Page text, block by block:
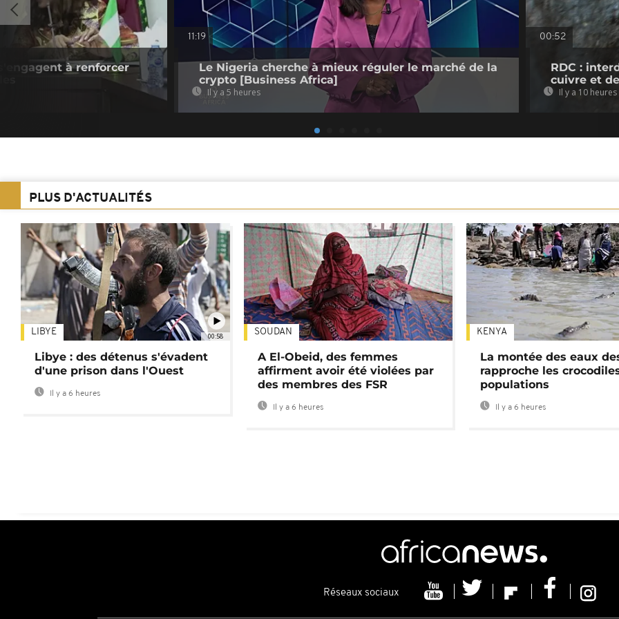
à renforcer
11:19
Le Nigeria cherche à mieux réguler le marché de la
crypto [Business Africa]
Il y a 5 heures
00:52
RDC :
cuivre et
Il y a 10 heures
PLUS D'ACTUALITÉS
00:58
LIBYE
Libye : des détenus s'évadent
d'une prison dans l'Ouest
Il y a 6 heures
SOUDAN
A El-Obeid, des femmes
affirment avoir été violées par
des membres des FSR
Il y a 6 heures
KENYA
La montée des eaux
rapproche les
populations
Il y a 6 heures
Réseaux sociaux